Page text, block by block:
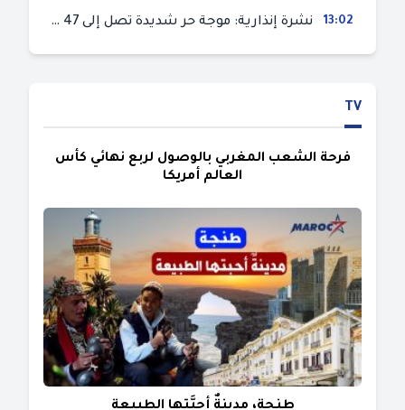
13:02 نشرة إنذارية: موجة حر شديدة تصل إلى 47 درجة بمختلف مناطق المغرب
TV
فرحة الشعب المغربي بالوصول لربع نهائي كأس
العالم أمريكا
طنجة، مدينةٌ أحبَّتها الطبيعة